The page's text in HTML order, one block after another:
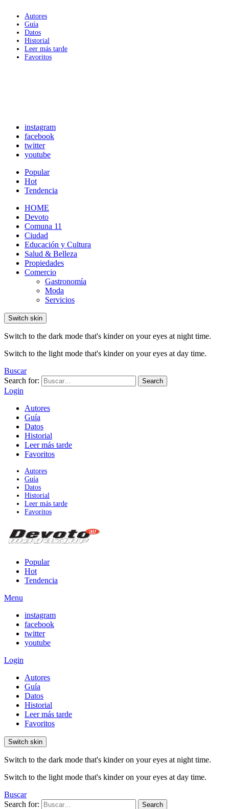
Autores
Guía
Datos
Historial
Leer más tarde
Favoritos
instagram
facebook
twitter
youtube
Popular
Hot
Tendencia
HOME
Devoto
Comuna 11
Ciudad
Educación y Cultura
Salud & Belleza
Propiedades
Comercio
Gastronomía
Moda
Servicios
Switch skin
Switch to the dark mode that's kinder on your eyes at night time.
Switch to the light mode that's kinder on your eyes at day time.
Buscar
Search for:
Search
Login
Autores
Guía
Datos
Historial
Leer más tarde
Favoritos
Autores
Guía
Datos
Historial
Leer más tarde
Favoritos
Popular
Hot
Tendencia
Menu
instagram
facebook
twitter
youtube
Login
Autores
Guía
Datos
Historial
Leer más tarde
Favoritos
Switch skin
Switch to the dark mode that's kinder on your eyes at night time.
Switch to the light mode that's kinder on your eyes at day time.
Buscar
Search for:
Search